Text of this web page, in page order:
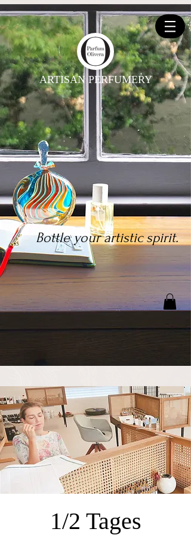
ARTISAN PERFUMERY
Bottle your artistic spirit.
1/2 Tages